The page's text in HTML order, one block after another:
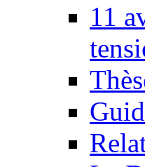
11